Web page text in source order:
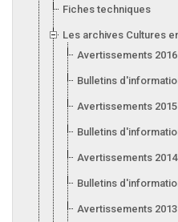
Fiches techniques
Les archives Cultures
Avertissements 2016
Bulletins
Avertissements 2015
Bulletins
Avertissements 2014
Bulletins
Avertissements 2013